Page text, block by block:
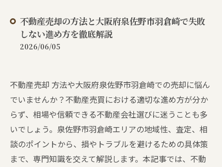
不動産売却の方法と大阪府泉佐野市羽倉崎で失敗
しない進め方を徹底解説
2026/06/05
不動産売却 方法や大阪府泉佐野市羽倉崎での売却に悩ん
でいませんか？不動産売買における適切な進め方が分か
らず、相場や信頼できる不動産会社選びに迷うことも多
いでしょう。泉佐野市羽倉崎エリアの地域性、査定、相
談のポイントから、損やトラブルを避けるための具体策
まで、専門知識を交えて解説します。本記事では、不動